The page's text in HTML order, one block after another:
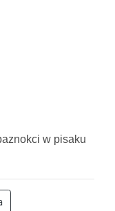
w pisaku